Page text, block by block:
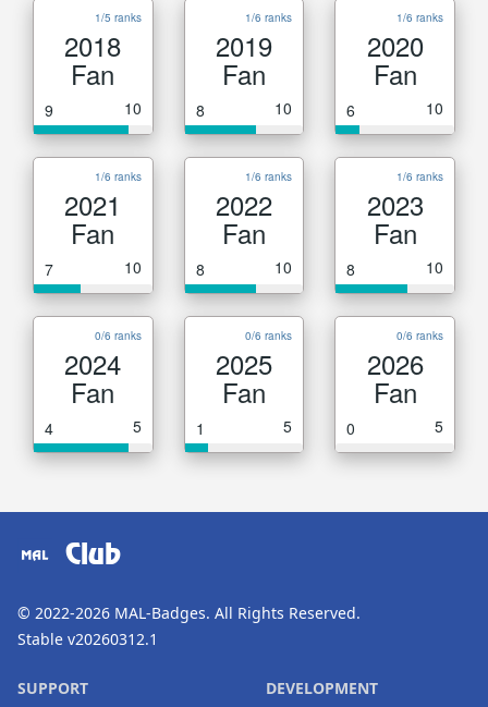
1/5 ranks
2018
Fan
9 10
1/6 ranks
2019
Fan
8 10
1/6 ranks
2020
Fan
6 10
1/6 ranks
2021
Fan
7 10
1/6 ranks
2022
Fan
8 10
1/6 ranks
2023
Fan
8 10
0/6 ranks
2024
Fan
4 5
0/6 ranks
2025
Fan
1 5
0/6 ranks
2026
Fan
0 5
Club
© 2022-2026 MAL-Badges. All Rights Reserved.
Stable v20260312.1
SUPPORT DEVELOPMENT